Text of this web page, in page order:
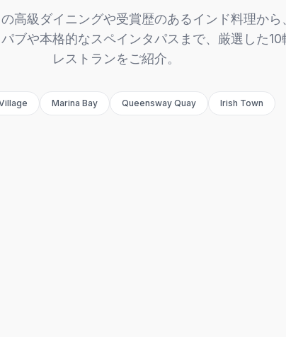
高級ダイニングや受賞歴のあるインド料理から
ブや本格的なスペインタパスまで、厳選した10
レストランをご紹介。
Marina Bay Queensway Quay Irish Town